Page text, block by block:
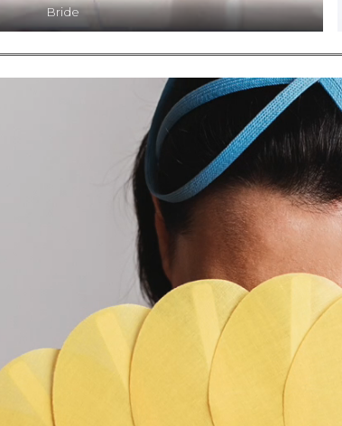
Bride